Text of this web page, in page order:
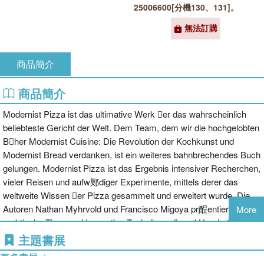
25006600[分機130、131]。
無法訂購
商品簡介
商品簡介
Modernist Pizza ist das ultimative Werk er das wahrscheinlich
beliebteste Gericht der Welt. Dem Team, dem wir die hochgelobten
Bher Modernist Cuisine: Die Revolution der Kochkunst und
Modernist Bread verdanken, ist ein weiteres bahnbrechendes Buch
gelungen. Modernist Pizza ist das Ergebnis intensiver Recherchen,
vieler Reisen und aufw鄚diger Experimente, mittels derer das
weltweite Wissen er Pizza gesammelt und erweitert wurde. Die
Autoren Nathan Myhrvold und Francisco Migoya pr酲entieren
praktische Tipps und innovative Techniken, die auf Hunderten von
Tests und Experimenten basieren. Mit 1708 Seiten, in drei B鄚den
plus Rezepthandbuch, ist Modernist Pizza weit mehr als ein
More
主題書展